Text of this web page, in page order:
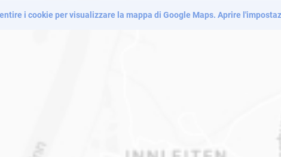
i cookie per visualizzare la mappa di Google Maps. Aprire